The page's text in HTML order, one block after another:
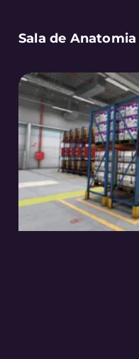
Sala de Anatomia